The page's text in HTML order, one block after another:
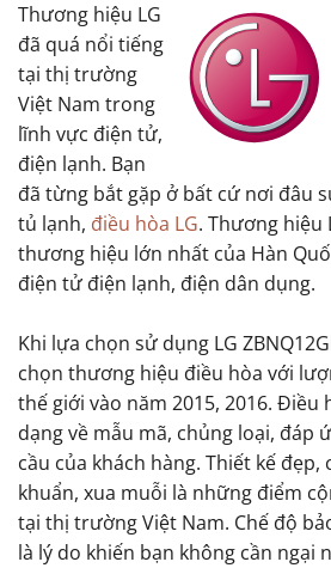
Thương hiệu LG
đã quá nổi tiếng
tại thị trường
Việt Nam trong
lĩnh vực điện tử,
điện lạnh. Bạn
đã từng bắt gặp ở bất cứ nơi đâu
tủ lạnh, điều hòa LG. Thương hiệu
thương hiệu lớn nhất của Hàn
điện tử điện lạnh, điện dân dụng.
Khi lựa chọn sử dụng LG
chọn thương hiệu điều hòa với
thế giới vào năm 2015, 2016. Điều
dạng về mẫu mã, chủng loại, đáp
cầu của khách hàng. Thiết kế đẹp,
khuẩn, xua muỗi là những điểm
tại thị trường Việt Nam. Chế độ
là lý do khiến bạn không cần ngại